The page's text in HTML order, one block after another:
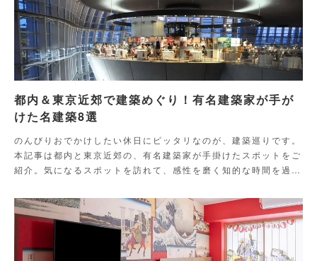
都内＆東京近郊で建築めぐり！有名建築家が手が
けた名建築8選
のんびりおでかけしたい休日にピッタリなのが、建築巡りです。
本記事は都内と東京近郊の、有名建築家が手掛けたスポットをご
紹介。気になるスポットを訪れて、感性を磨く知的な時間を過ご